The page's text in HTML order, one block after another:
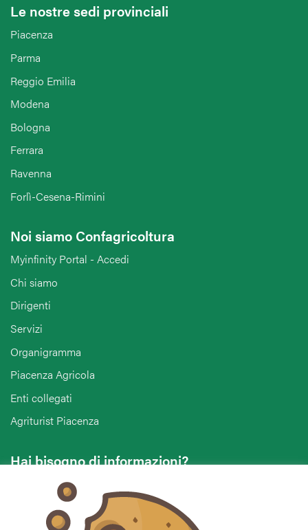
Le nostre sedi provinciali
Piacenza
Parma
Reggio Emilia
Modena
Bologna
Ferrara
Ravenna
Forlì-Cesena-Rimini
Noi siamo Confagricoltura
Myinfinity Portal - Accedi
Chi siamo
Dirigenti
Servizi
Organigramma
Piacenza Agricola
Enti collegati
Agriturist Piacenza
Hai bisogno di informazioni?
Vuoi contattarci per ricevere assistenza, lasciare un
commento o chiedere informazioni?